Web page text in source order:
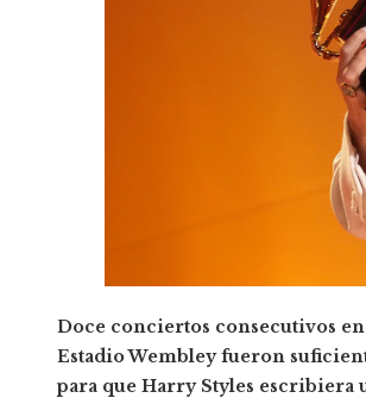
Doce conciertos consecutivos
Estadio Wembley fueron
para que Harry Styles escribiera